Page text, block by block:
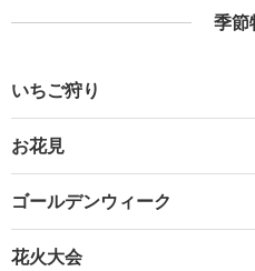
季節
いちご狩り
お花見
ゴールデンウィーク
花火大会